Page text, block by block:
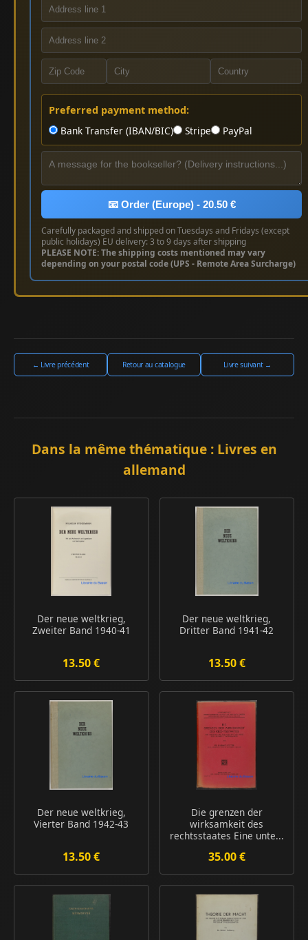
Preferred payment method:
Bank Transfer (IBAN/BIC)
Stripe PayPal
📧 Order (Europe) - 20.50 €
Carefully packaged and shipped on Tuesdays and Fridays (except
public holidays) EU delivery: 3 to 9 days after shipping
PLEASE NOTE: The shipping costs mentioned may vary
depending on your postal code (UPS - Remote Area Surcharge)
← Livre précédent Retour au catalogue Livre suivant →
Dans la même thématique : Livres en
allemand
Der neue weltkrieg,
Zweiter Band 1940-41
13.50 €
Der neue weltkrieg,
Dritter Band 1941-42
13.50 €
Der neue weltkrieg,
Vierter Band 1942-43
13.50 €
Die grenzen der
wirksamkeit des
rechtsstaates Eine unte...
35.00 €